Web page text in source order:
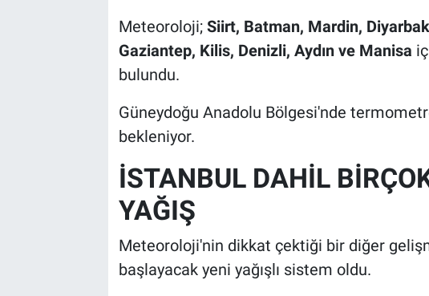
Meteoroloji; Siirt, Batman, Mardin,
Gaziantep, Kilis, Denizli, Aydın ve Manisa
bulundu.
Güneydoğu Anadolu Bölgesi'nde
bekleniyor.
İSTANBUL DAHİL
YAĞIŞ
Meteoroloji'nin dikkat çektiği bir diğer
başlayacak yeni yağışlı sistem oldu.